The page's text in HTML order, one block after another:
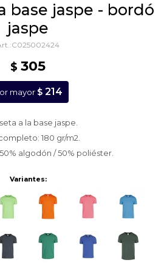
jaspe
C025002424
$ 305
mayor $ 214
a la base jaspe.
180 gr/m2.
algodón / 50% poliéster.
Variantes: